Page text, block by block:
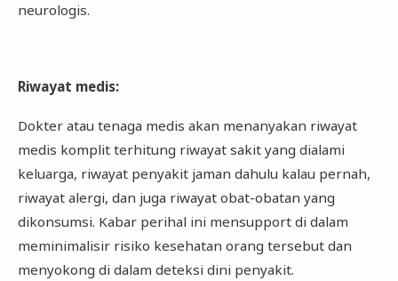
neurologis.
Riwayat medis:
Dokter atau tenaga medis akan menanyakan riwayat
medis komplit terhitung riwayat sakit yang dialami
keluarga, riwayat penyakit jaman dahulu kalau pernah,
riwayat alergi, dan juga riwayat obat-obatan yang
dikonsumsi. Kabar perihal ini mensupport di dalam
meminimalisir risiko kesehatan orang tersebut dan
menyokong di dalam deteksi dini penyakit.